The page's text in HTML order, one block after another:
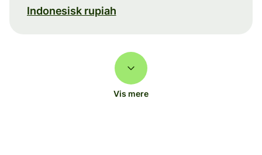
Indonesisk rupiah
Vis mere